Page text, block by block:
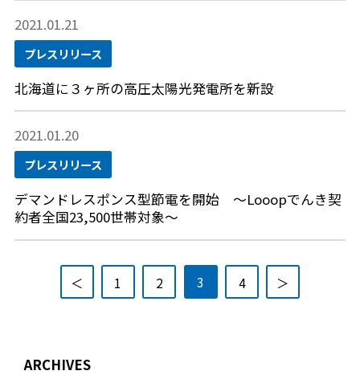
2021.01.21
プレスリリース
北海道に３ヶ所の高圧太陽光発電所を新設
2021.01.20
プレスリリース
デマンドレスポンス型節電を開始 ～Looopでんき契
約者全国23,500世帯対象～
＜ 1 2 3 4 ＞
ARCHIVES